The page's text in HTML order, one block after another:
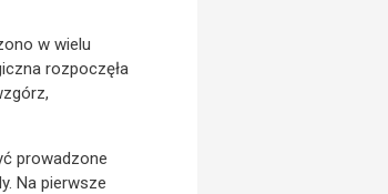
w wielu
rozpoczęła
prowadzone
Na pierwsze